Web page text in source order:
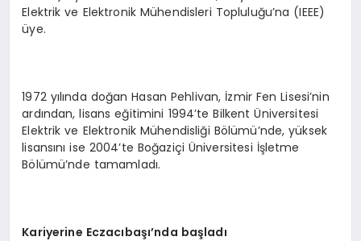
Elektrik ve Elektronik Mühendisleri Topluluğu’na (IEEE)
üye.
1972 yılında doğan Hasan Pehlivan, İzmir Fen Lisesi’nin
ardından, lisans eğitimini 1994’te Bilkent Üniversitesi
Elektrik ve Elektronik Mühendisliği Bölümü’nde, yüksek
lisansını ise 2004’te Boğaziçi Üniversitesi İşletme
Bölümü’nde tamamladı.
Kariyerine Eczacıbaşı’nda başladı